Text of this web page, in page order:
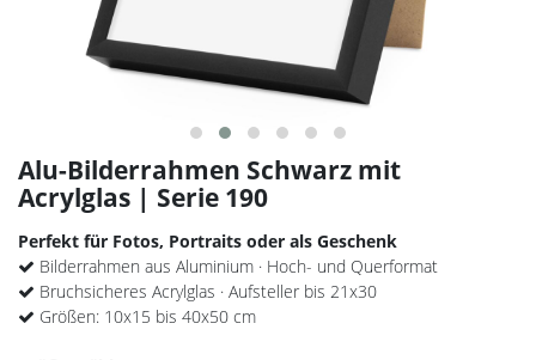
Alu-Bilderrahmen Schwarz mit
Acrylglas | Serie 190
Perfekt für Fotos, Portraits oder als Geschenk
Bilderrahmen aus Aluminium · Hoch- und Querformat
Bruchsicheres Acrylglas · Aufsteller bis 21x30
Größen: 10x15 bis 40x50 cm